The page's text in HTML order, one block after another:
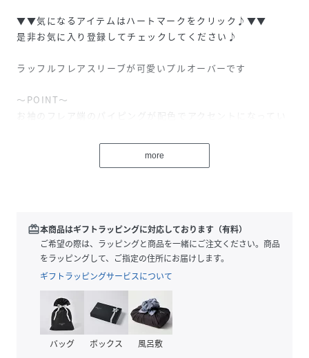
▼▼気になるアイテムはハートマークをクリック♪▼▼
是非お気に入り登録してチェックしてください♪
ラッフルフレアスリーブが可愛いプルオーバーです
～POINT～
お袖のフレア端のパイピングが配色でアクセントになってい
身頃の素材は接触冷感・UVカット機能がついており、サステ
ィナブルな素材を使用しています。
※この製品は、太陽光線中の紫外線（UV）を通しにくくしま
す。この効果は永久的ではありません。
※照明の関係により、実際よりも色味が違って見える場合が
more
redeem本商品はギフトラッピングに対応しております（有料）
ご希望の際は、ラッピングと商品を一緒にご注文ください。商品
をラッピングして、ご指定の住所にお届けします。
ギフトラッピングサービスについて
バッグ ボックス 風呂敷